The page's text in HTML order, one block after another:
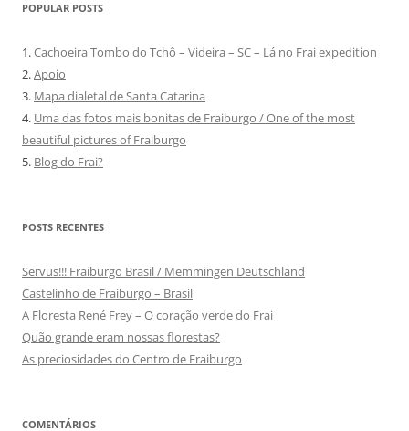
POPULAR POSTS
1.Cachoeira Tombo do Tchô – Videira – SC – Lá no Frai expedition
2.Apoio
3. Mapa dialetal de Santa Catarina
4. Uma das fotos mais bonitas de Fraiburgo / One of the most
beautiful pictures of Fraiburgo
5. Blog do Frai?
POSTS RECENTES
Servus!!! Fraiburgo Brasil / Memmingen Deutschland
Castelinho de Fraiburgo – Brasil
A Floresta René Frey – O coração verde do Frai
Quão grande eram nossas florestas?
As preciosidades do Centro de Fraiburgo
COMENTÁRIOS